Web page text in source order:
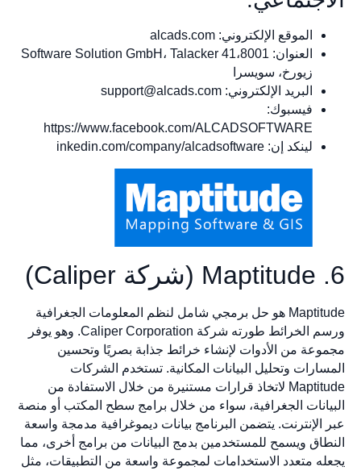
الموقع الإلكتروني: alcads.com
العنوان: Software Solution GmbH، Talacker 41،8001
زيورخ، سويسرا
البريد الإلكتروني: support@alcads.com
فيسبوك:
https://www.facebook.com/ALCADSOFTWARE
لينكد إن: inkedin.com/company/alcadsoftware
6. Maptitude (شركة Caliper)
Maptitude هو حل برمجي شامل لنظم المعلومات الجغرافية
ورسم الخرائط طورته شركة Caliper Corporation. وهو يوفر
مجموعة من الأدوات لإنشاء خرائط جذابة بصريًا وتحسين
المسارات وتحليل البيانات المكانية. تستخدم الشركات
Maptitude لاتخاذ قرارات مستنيرة من خلال الاستفادة من
البيانات الجغرافية، سواء من خلال برامج سطح المكتب أو منصة
عبر الإنترنت. يتضمن البرنامج بيانات ديموغرافية مدمجة واسعة
النطاق ويسمح للمستخدمين بدمج البيانات من برامج أخرى، مما
يجعله متعدد الاستخدامات لمجموعة واسعة من التطبيقات، مثل